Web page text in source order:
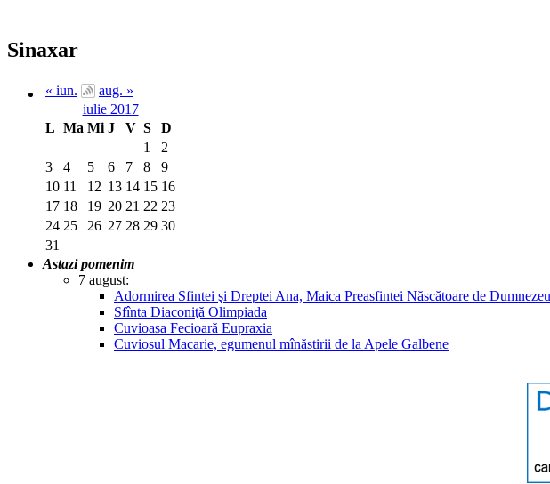
Sinaxar
« iun.
aug. »
iulie 2017
L Ma Mi J V S
D
1
2
3
4 5 6 7 8
9
10 11 12 13 14 15 16
17 18 19 20 21 22 23
24 25 26 27 28 29 30
31
Astazi pomenim
7 august:
Adormirea Sfintei şi Dreptei Ana, Maica Preasfintei Născătoare de Dumnezeu
Sfînta Diaconiţă Olimpiada
Cuvioasa Fecioară Eupraxia
Cuviosul Macarie, egumenul mînăstirii de la Apele Galbene